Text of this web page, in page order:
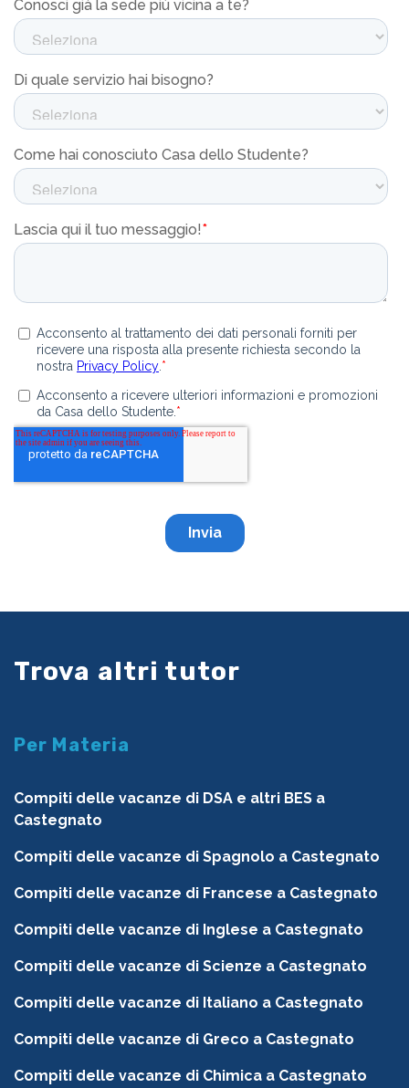
Trova altri tutor
Per Materia
Compiti delle vacanze di DSA e altri BES a
Castegnato
Compiti delle vacanze di Spagnolo a Castegnato
Compiti delle vacanze di Francese a Castegnato
Compiti delle vacanze di Inglese a Castegnato
Compiti delle vacanze di Scienze a Castegnato
Compiti delle vacanze di Italiano a Castegnato
Compiti delle vacanze di Greco a Castegnato
Compiti delle vacanze di Chimica a Castegnato